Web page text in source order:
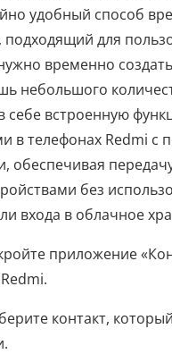
удобный способ
подходящий для
временно
небольшого
себе встроенную
в телефонах Redmi с
обеспечивая
без
входа в облачное
приложение
контакт,